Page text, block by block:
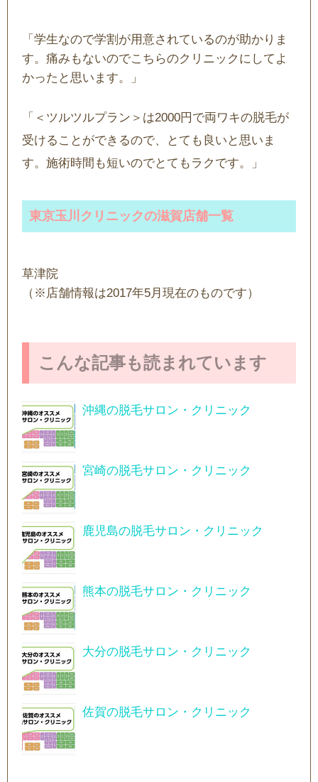
「学生なので学割が用意されているのが助かりま
す。痛みもないのでこちらのクリニックにしてよ
かったと思います。」
「＜ツルツルプラン＞は2000円で両ワキの脱毛が
受けることができるので、とても良いと思いま
す。施術時間も短いのでとてもラクです。」
東京玉川クリニックの滋賀店舗一覧
草津院
（※店舗情報は2017年5月現在のものです）
こんな記事も読まれています
沖縄の脱毛サロン・クリニック
宮崎の脱毛サロン・クリニック
鹿児島の脱毛サロン・クリニック
熊本の脱毛サロン・クリニック
大分の脱毛サロン・クリニック
佐賀の脱毛サロン・クリニック